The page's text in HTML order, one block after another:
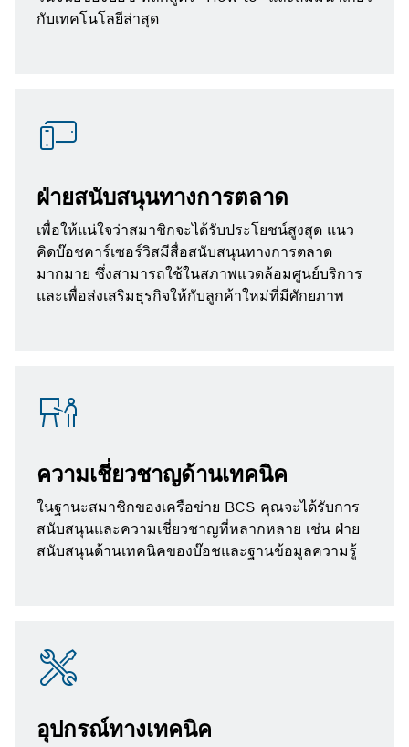
กับเทคโนโลยีล่าสุด
ฝ่ายสนับสนุนทางการตลาด
เพื่อให้แน่ใจว่าสมาชิกจะได้รับประโยชน์สูงสุด แนว
คิดบ๊อชคาร์เซอร์วิสมีสื่อสนับสนุนทางการตลาด
มากมาย ซึ่งสามารถใช้ในสภาพแวดล้อมศูนย์บริการ
และเพื่อส่งเสริมธุรกิจให้กับลูกค้าใหม่ที่มีศักยภาพ
ความเชี่ยวชาญด้านเทคนิค
ในฐานะสมาชิกของเครือข่าย BCS คุณจะได้รับการ
สนับสนุนและความเชี่ยวชาญที่หลากหลาย เช่น ฝ่าย
สนับสนุนด้านเทคนิคของบ๊อชและฐานข้อมูลความรู้
อุปกรณ์ทางเทคนิค